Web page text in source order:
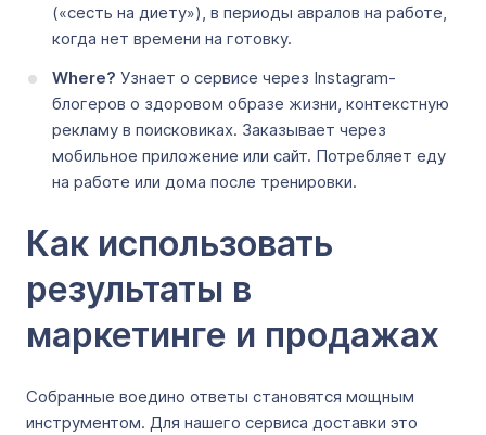
(«сесть на диету»), в периоды авралов на работе,
когда нет времени на готовку.
Where? Узнает о сервисе через Instagram-
блогеров о здоровом образе жизни, контекстную
рекламу в поисковиках. Заказывает через
мобильное приложение или сайт. Потребляет еду
на работе или дома после тренировки.
Как использовать
результаты в
маркетинге и продажах
Собранные воедино ответы становятся мощным
инструментом. Для нашего сервиса доставки это